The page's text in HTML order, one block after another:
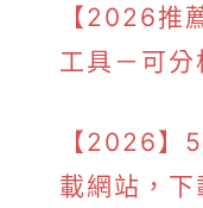
【2026推
工具－可
【2026】
載網站，